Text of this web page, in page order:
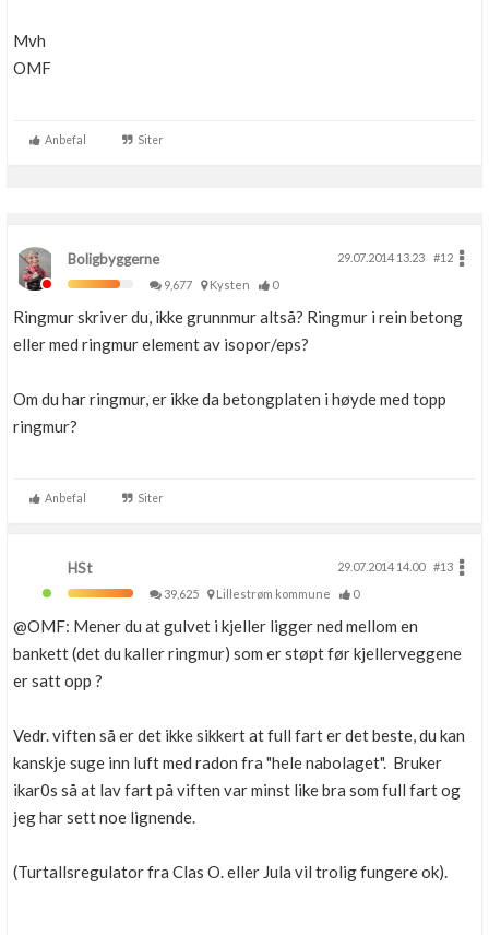
Mvh
OMF
Anbefal Siter
Boligbyggerne 29.07.2014 13.23
#12
9,677
Kysten 0
Ringmur skriver du, ikke grunnmur altså? Ringmur i rein betong
eller med ringmur element av isopor/eps?
Om du har ringmur, er ikke da betongplaten i høyde med topp
ringmur?
Anbefal Siter
HSt 29.07.2014 14.00
#13
39,625
Lillestrøm kommune 0
@OMF: Mener du at gulvet i kjeller ligger ned mellom en
bankett (det du kaller ringmur) som er støpt før kjellerveggene
er satt opp ?
Vedr. viften så er det ikke sikkert at full fart er det beste, du kan
kanskje suge inn luft med radon fra "hele nabolaget". Bruker
ikar0s så at lav fart på viften var minst like bra som full fart og
jeg har sett noe lignende.
(Turtallsregulator fra Clas O. eller Jula vil trolig fungere ok).